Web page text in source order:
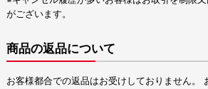
がございます。
商品の返品について
お客様都合での返品はお受けしておりません。